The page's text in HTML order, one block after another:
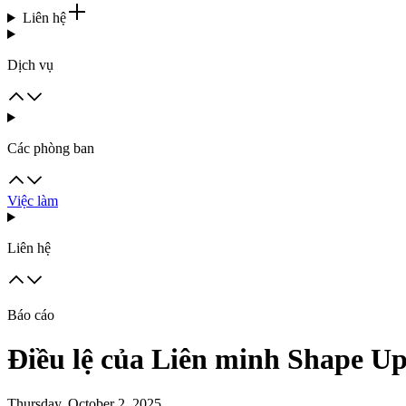
Liên hệ
Dịch vụ
Các phòng ban
Việc làm
Liên hệ
Báo cáo
Điều lệ của Liên minh Shape